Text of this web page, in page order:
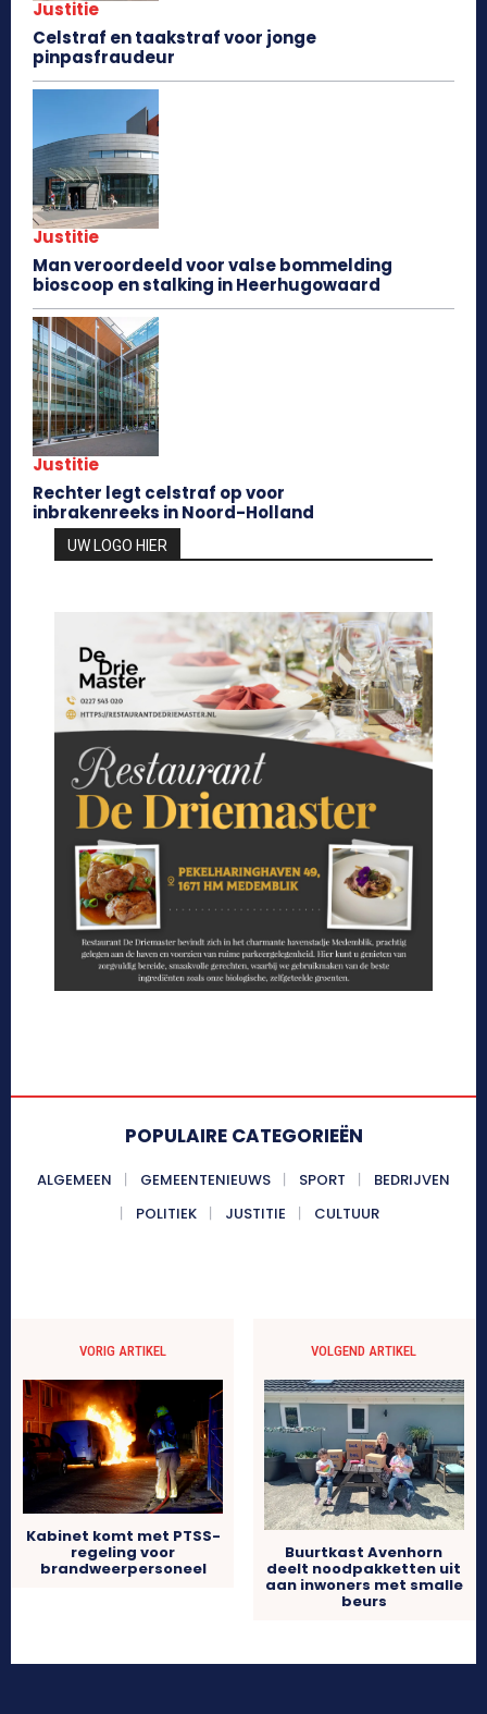
Justitie
Celstraf en taakstraf voor jonge
pinpasfraudeur
Justitie
Man veroordeeld voor valse bommelding
bioscoop en stalking in Heerhugowaard
Justitie
Rechter legt celstraf op voor
inbrakenreeks in Noord-Holland
UW LOGO HIER
POPULAIRE CATEGORIEËN
ALGEMEEN GEMEENTENIEUWS SPORT
BEDRIJVEN
POLITIEK
JUSTITIE CULTUUR
VORIG ARTIKEL
Kabinet komt met PTSS-
regeling voor
brandweerpersoneel
VOLGEND ARTIKEL
Buurtkast Avenhorn
deelt noodpakketten uit
aan inwoners met smalle
beurs